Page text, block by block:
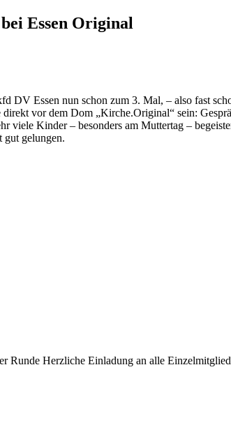
Essen Original
DV Essen nun schon zum 3. Mal, – also fast
vor dem Dom „Kirche.Original“ sein:
viele Kinder – besonders am Muttertag –
gut gelungen.
Runde Herzliche Einladung an alle